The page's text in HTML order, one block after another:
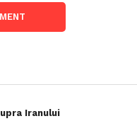
Iranului